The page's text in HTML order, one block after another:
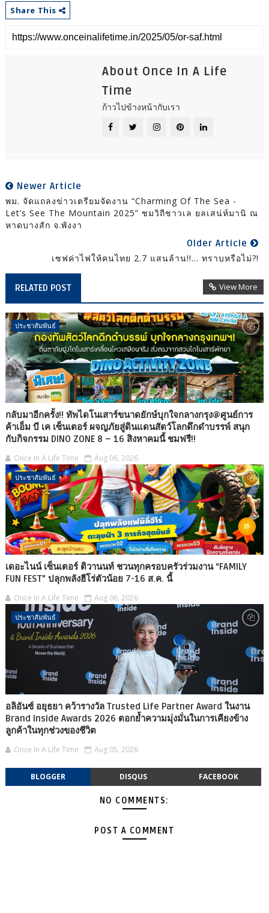
Share This
About Once In A Life
Time
ก้าวไปข้างหน้ากับเรา
Newer Article
พม. จัดแถลงข่าวเตรียมจัดงาน “Charming Of The Sea -
Let’s See The Mountain 2025” ชมวิถีชาวเล ยลเสน่ห์มานิ ณ
หาดบางสัก จ.พังงา
Older Article
เซฟค่าไฟให้คนไทย 2.7 แสนล้าน!!... ทราบหรือไม่?!
RELATED POST View More
ประชาสัมพันธ์
กลับมาอีกครั้ง!! ทัพไดโนเสาร์ขนาดยักษ์บุกใจกลางกรุง@ศูนย์การ
ค้าเอ็ม บี เค เซ็นเตอร์ ผจญภัยสู่ดินแดนสัตว์โลกดึกดำบรรพ์ สนุก
กับกิจกรรม DINO ZONE 8 – 16 สิงหาคมนี้ ชมฟรี!!
Once In A Life Time Aug 06, 2026
ประชาสัมพันธ์
เดอะไนน์ เซ็นเตอร์ ติวานนท์ ชวนทุกครอบครัวร่วมงาน “FAMILY
FUN FEST” ปลุกพลังฮีโร่ตัวน้อย 7-16 ส.ค. นี้
Once In A Life Time Aug 06, 2026
ประชาสัมพันธ์
อลิอันซ์ อยุธยา คว้ารางวัล Trusted Life Partner Award ในงาน
Brand Inside Awards 2026 ตอกย้ำความมุ่งมั่นในการเคียงข้าง
ลูกค้าในทุกช่วงของชีวิต
Once In A Life Time Aug 05, 2026
BLOGGER DISQUS FACEBOOK
NO COMMENTS:
POST A COMMENT